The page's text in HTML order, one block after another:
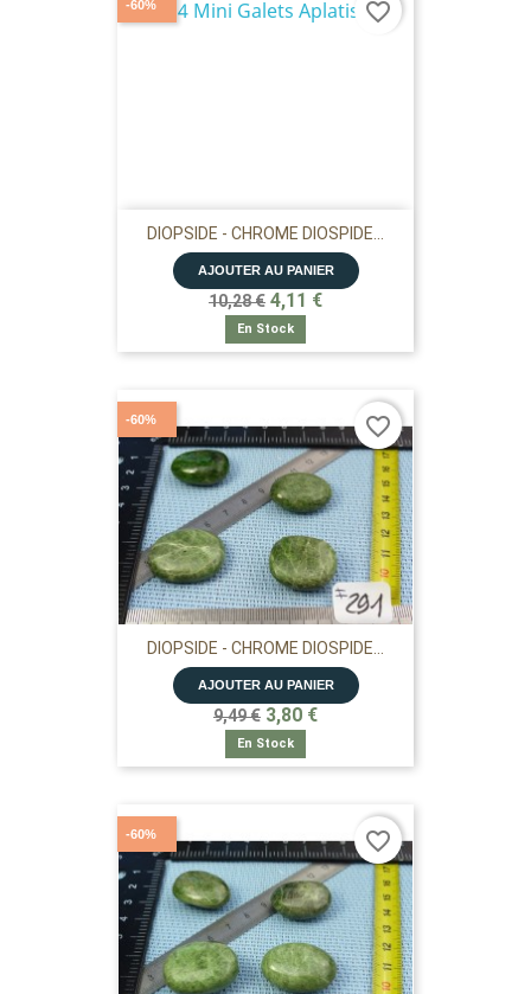
DIOPSIDE - CHROME DIOSPIDE...
AJOUTER AU PANIER
10,28 € 4,11 €
En Stock
-60% favorite_border
DIOPSIDE - CHROME DIOSPIDE...
AJOUTER AU PANIER
9,49 € 3,80 €
En Stock
-60% favorite_border
-60% favorite_border